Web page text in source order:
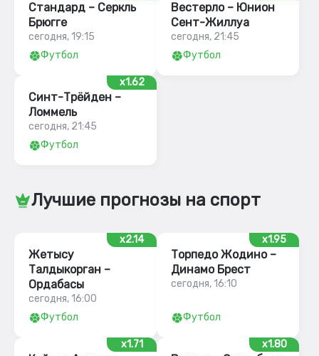
Стандард – Серкль
Брюгге
сегодня, 19:15
Футбол
Вестерло – Юнион
Сент-Жиллуа
сегодня, 21:45
Футбол
x1.62
Синт-Трёйден –
Ломмель
сегодня, 21:45
Футбол
Лучшие прогнозы на спорт
x2.14
Жетысу
Талдыкорган –
Ордабасы
сегодня, 16:00
Футбол
x1.95
Торпедо Жодино –
Динамо Брест
сегодня, 16:10
Футбол
x1.71 x1.80